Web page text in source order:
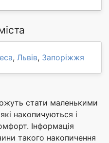
, Львів, Запоріжжя
стати маленькими
накопичуються і
Інформація
такого накопичення